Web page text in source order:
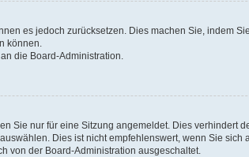
es jedoch zurücksetzen. Dies machen Sie, indem
können.
die Board-Administration.
Sie nur für eine Sitzung angemeldet. Dies verhindert
Dies ist nicht empfehlenswert, wenn Sie
von der Board-Administration ausgeschaltet.